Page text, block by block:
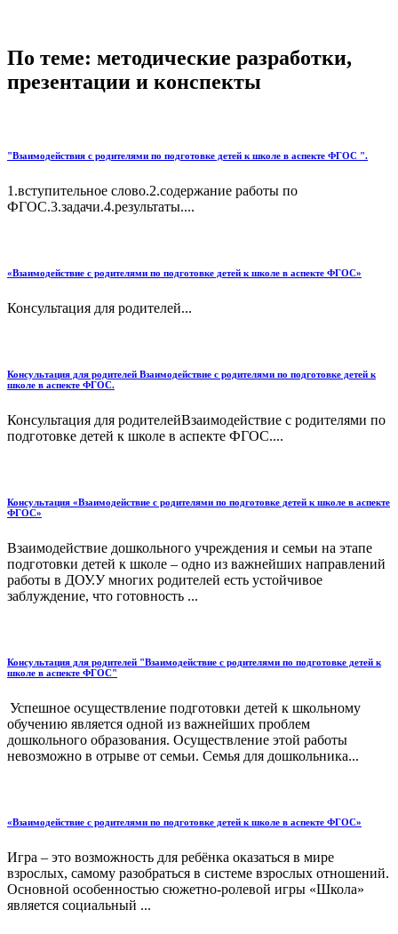
По теме: методические разработки,
презентации и конспекты
"Взаимодействия с родителями по подготовке детей к школе в аспекте ФГОС ".
1.вступительное слово.2.содержание работы по
ФГОС.3.задачи.4.результаты....
«Взаимодействие с родителями по подготовке детей к школе в аспекте ФГОС»
Консультация для родителей...
Консультация для родителей Взаимодействие с родителями по подготовке детей к
школе в аспекте ФГОС.
Консультация для родителейВзаимодействие с родителями по
подготовке детей к школе в аспекте ФГОС....
Консультация «Взаимодействие с родителями по подготовке детей к школе в аспекте
ФГОС»
Взаимодействие дошкольного учреждения и семьи на этапе
подготовки детей к школе – одно из важнейших направлений
работы в ДОУ.У многих родителей есть устойчивое
заблуждение, что готовность ...
Консультация для родителей "Взаимодействие с родителями по подготовке детей к
школе в аспекте ФГОС"
Успешное осуществление подготовки детей к школьному
обучению является одной из важнейших проблем
дошкольного образования. Осуществление этой работы
невозможно в отрыве от семьи. Семья для дошкольника...
«Взаимодействие с родителями по подготовке детей к школе в аспекте ФГОС»
Игра – это возможность для ребёнка оказаться в мире
взрослых, самому разобраться в системе взрослых отношений.
Основной особенностью сюжетно-ролевой игры «Школа»
является социальный ...